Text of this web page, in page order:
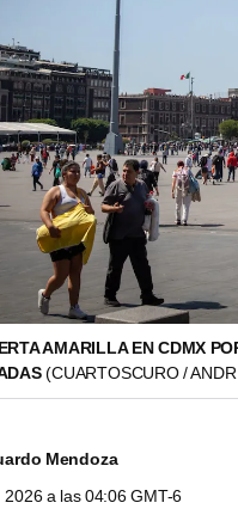
AMARILLA EN CDMX
(CUARTOSCURO /
Mendoza
2026 a las 04:06 GMT-6